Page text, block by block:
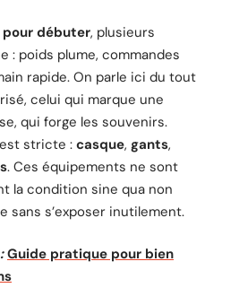
débuter, plusieurs
: poids plume, commandes
rapide. On parle ici du tout
celui qui marque une
qui forge les souvenirs.
stricte :casque, gants,
. Ces équipements ne sont
la condition sine qua non
sans s’exposer inutilement.
Guide pratique pour bien